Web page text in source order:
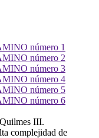
III.
complejidad de